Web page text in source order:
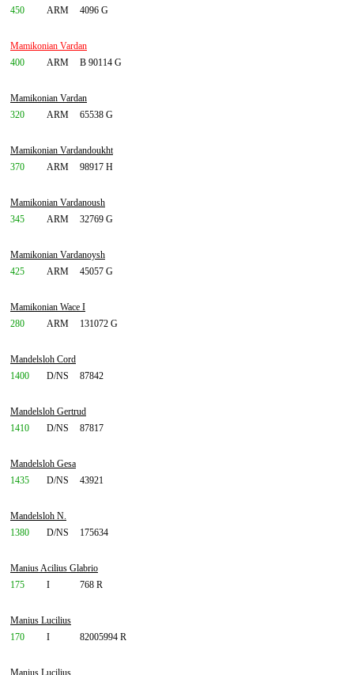
450
ARM 4096 G
Mamikonian Vardan
400
ARM B 90114 G
Mamikonian Vardan
320
ARM 65538 G
Mamikonian Vardandoukht
370
ARM 98917 H
Mamikonian Vardanoush
345
ARM 32769 G
Mamikonian Vardanoysh
425
ARM 45057 G
Mamikonian Wace I
280
ARM 131072 G
Mandelsloh Cord
1400
D/NS 87842
Mandelsloh Gertrud
1410
D/NS 87817
Mandelsloh Gesa
1435
D/NS 43921
Mandelsloh N.
1380
D/NS 175634
Manius Acilius Glabrio
175
I 768 R
Manius Lucilius
170
I 82005994 R
Manius Lucilius